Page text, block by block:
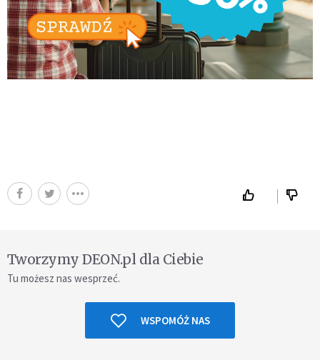
Tworzymy DEON.pl dla Ciebie
Tu możesz nas wesprzeć.
WSPOMÓŻ NAS